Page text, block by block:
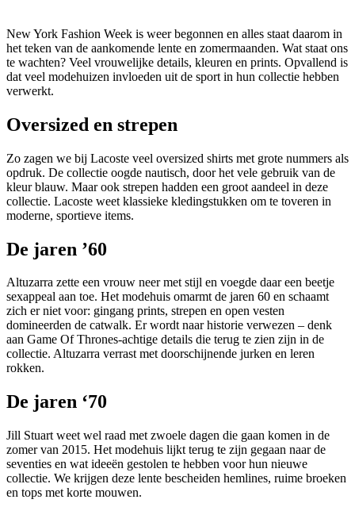
New York Fashion Week is weer begonnen en alles staat daarom in
het teken van de aankomende lente en zomermaanden. Wat staat ons
te wachten? Veel vrouwelijke details, kleuren en prints. Opvallend is
dat veel modehuizen invloeden uit de sport in hun collectie hebben
verwerkt.
Oversized en strepen
Zo zagen we bij Lacoste veel oversized shirts met grote nummers als
opdruk. De collectie oogde nautisch, door het vele gebruik van de
kleur blauw. Maar ook strepen hadden een groot aandeel in deze
collectie. Lacoste weet klassieke kledingstukken om te toveren in
moderne, sportieve items.
De jaren ’60
Altuzarra zette een vrouw neer met stijl en voegde daar een beetje
sexappeal aan toe. Het modehuis omarmt de jaren 60 en schaamt
zich er niet voor: gingang prints, strepen en open vesten
domineerden de catwalk. Er wordt naar historie verwezen – denk
aan Game Of Thrones-achtige details die terug te zien zijn in de
collectie. Altuzarra verrast met doorschijnende jurken en leren
rokken.
De jaren ‘70
Jill Stuart weet wel raad met zwoele dagen die gaan komen in de
zomer van 2015. Het modehuis lijkt terug te zijn gegaan naar de
seventies en wat ideeën gestolen te hebben voor hun nieuwe
collectie. We krijgen deze lente bescheiden hemlines, ruime broeken
en tops met korte mouwen.